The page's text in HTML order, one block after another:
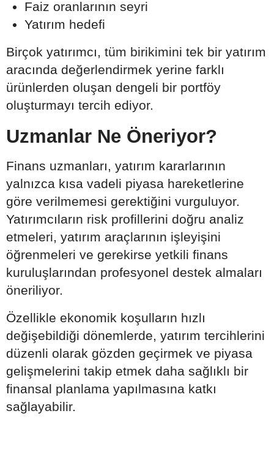
Faiz oranlarının seyri
Yatırım hedefi
Birçok yatırımcı, tüm birikimini tek bir yatırım
aracında değerlendirmek yerine farklı
ürünlerden oluşan dengeli bir portföy
oluşturmayı tercih ediyor.
Uzmanlar Ne Öneriyor?
Finans uzmanları, yatırım kararlarının
yalnızca kısa vadeli piyasa hareketlerine
göre verilmemesi gerektiğini vurguluyor.
Yatırımcıların risk profillerini doğru analiz
etmeleri, yatırım araçlarının işleyişini
öğrenmeleri ve gerekirse yetkili finans
kuruluşlarından profesyonel destek almaları
öneriliyor.
Özellikle ekonomik koşulların hızlı
değişebildiği dönemlerde, yatırım tercihlerini
düzenli olarak gözden geçirmek ve piyasa
gelişmelerini takip etmek daha sağlıklı bir
finansal planlama yapılmasına katkı
sağlayabilir.